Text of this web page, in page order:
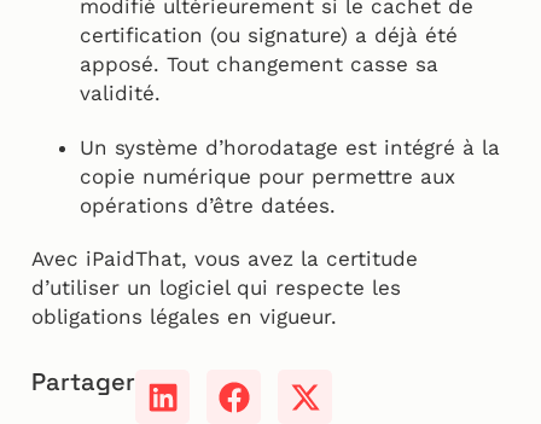
modifié ultérieurement si le cachet de
certification (ou signature) a déjà été
apposé. Tout changement casse sa
validité.
Un système d’horodatage est intégré à la
copie numérique pour permettre aux
opérations d’être datées.
Avec iPaidThat, vous avez la certitude
d’utiliser un logiciel qui respecte les
obligations légales en vigueur.
Partager